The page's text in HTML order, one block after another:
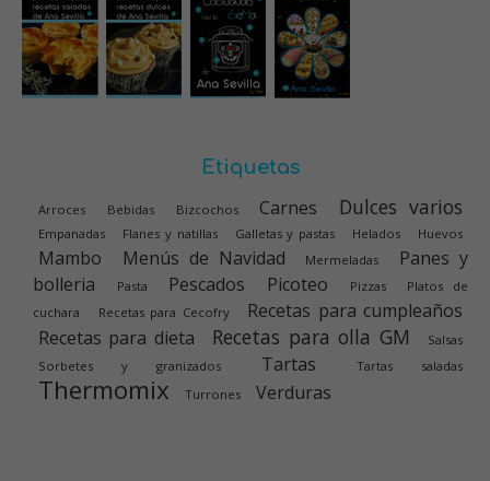
Etiquetas
Arroces Bebidas Bizcochos Carnes Dulces varios
Empanadas Flanes y natillas Galletas y pastas Helados Huevos
Mambo Menús de Navidad Mermeladas
Panes y
bolleria
Pasta Pescados Picoteo Pizzas
Platos de
cuchara
Recetas para Cecofry
Recetas para cumpleaños
Recetas para dieta
Recetas para olla GM
Salsas
Sorbetes y granizados
Tartas Tartas saladas
Thermomix Turrones Verduras